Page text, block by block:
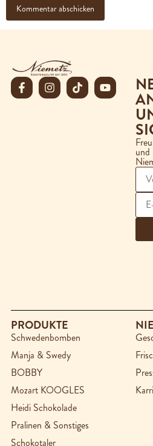
und
PRODUKTE
Schwedenbomben
Manja & Swedy
BOBBY
Mozart KOOGLES
Heidi Schokolade
Pralinen & Sonstiges
Schokotaler